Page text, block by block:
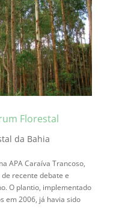
Florestal
da Bahia
APA Caraíva Trancoso,
recente debate e
O plantio, implementado
em 2006, já havia sido